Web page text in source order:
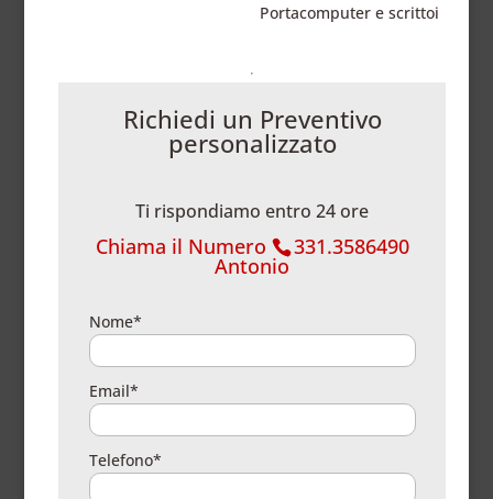
Portacomputer e scrittoi
Richiedi un Preventivo
personalizzato
Ti rispondiamo entro 24 ore
Chiama il Numero 331.3586490
Antonio
Nome*
Email*
Telefono*